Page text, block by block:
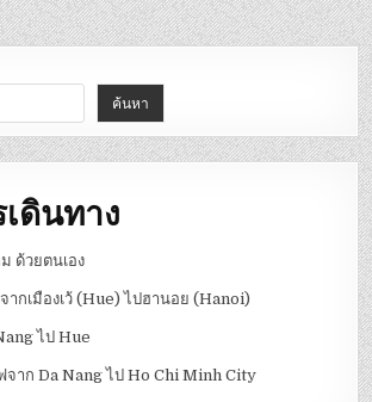
ค้นหา
ดินทาง
ด้วยตนเอง
ากเมืองเว้ (Hue) ไปฮานอย (Hanoi)
ไป Hue
จาก Da Nang ไป Ho Chi Minh City